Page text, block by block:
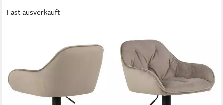
Fast ausverkauft
Barhocker 2er Set Brooke Barhocker Velour Drehfunktion beige
UVP
(167,48 €/ 1 Stk)
-33%
lieferbar in 3 Wochen